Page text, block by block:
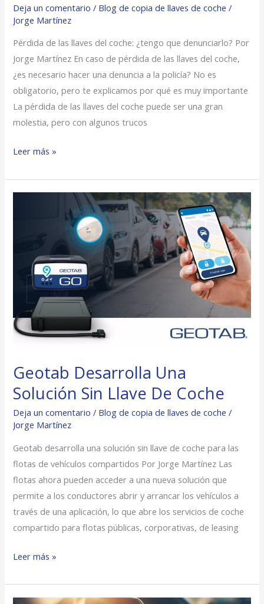
Deja un comentario / Blog de copia de llaves de coche /
Jorge Martínez
Pérdida de las llaves del coche: ¿tengo que denunciarlo? Por
Jorge Martínez En caso de pérdida de las llaves del coche,
¿es necesario hacer una denuncia a la policía? No es
obligatorio, pero te explicamos por qué es muy importante
La pérdida de las llaves del coche puede ser una gran
molestia, pero con algunos trucos
Leer más »
Geotab Desarrolla Una
Solución Sin Llave De Coche
Deja un comentario / Blog de copia de llaves de coche /
Jorge Martínez
Geotab desarrolla una solución sin llave de coche para las
flotas de vehículos compartidos Por Jorge Martínez Las
flotas ahora pueden acceder a una nueva solución que
permite a los conductores abrir y arrancar los vehículos a
través de una aplicación, lo que abre los servicios de coche
compartido para flotas públicas, corporativas, de leasing
Llave
Coche
Leer más »